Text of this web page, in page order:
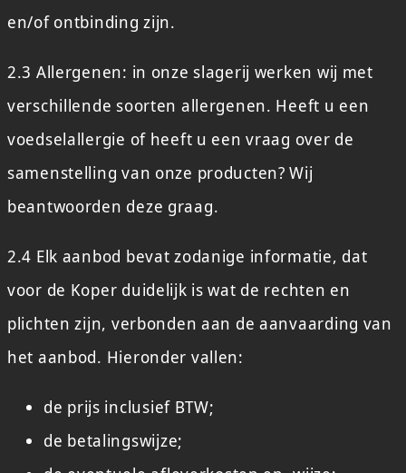
en/of ontbinding zijn.
2.3 Allergenen: in onze slagerij werken wij met
verschillende soorten allergenen. Heeft u een
voedselallergie of heeft u een vraag over de
samenstelling van onze producten? Wij
beantwoorden deze graag.
2.4 Elk aanbod bevat zodanige informatie, dat
voor de Koper duidelijk is wat de rechten en
plichten zijn, verbonden aan de aanvaarding van
het aanbod. Hieronder vallen:
de prijs inclusief BTW;
de betalingswijze;